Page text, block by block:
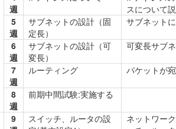
週
スについて
5
週
サブネットの設計（固
定長）
サブネット
6
週
サブネットの設計（可
変長）
可変長サブ
7
週
ルーティング パケットが
8
週
前期中間試験:実施する
9
スイッチ、ルータの設
ネットワー